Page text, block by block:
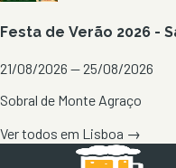
Festa de Verão 2026 -
21/08/2026 — 25/08/2026
Sobral de Monte Agraço
Ver todos em Lisboa →